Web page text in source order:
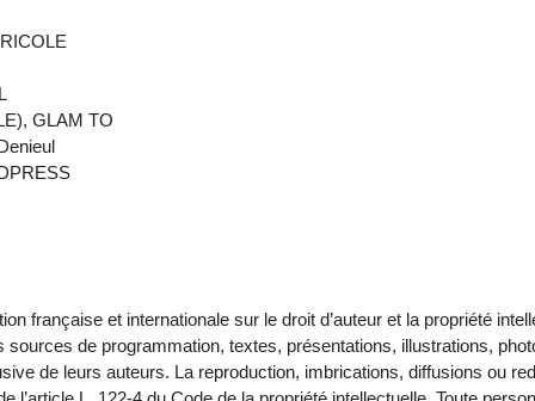
GLAM TO
française et internationale sur le droit d’auteur et la propriété
de programmation, textes, présentations, illustrations,
de leurs auteurs. La reproduction, imbrications, diffusions ou